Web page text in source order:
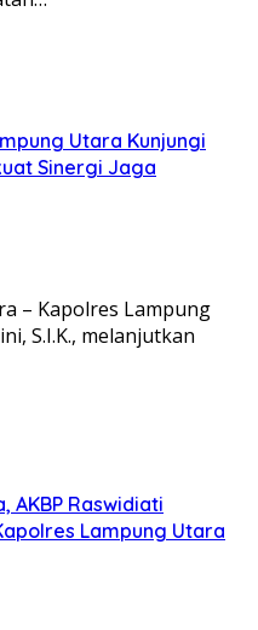
Utara Kunjungi
Sinergi Jaga
– Kapolres Lampung
S.I.K., melanjutkan
AKBP Raswidiati
Lampung Utara